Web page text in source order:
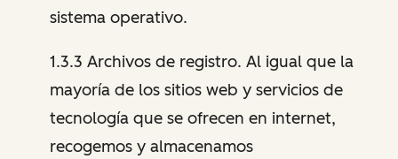
sistema operativo.
1.3.3 Archivos de registro. Al igual que la
mayoría de los sitios web y servicios de
tecnología que se ofrecen en internet,
recogemos y almacenamos